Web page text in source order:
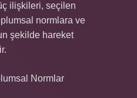
ilişkileri, seçilen
normlara ve
şekilde hareket
Normlar